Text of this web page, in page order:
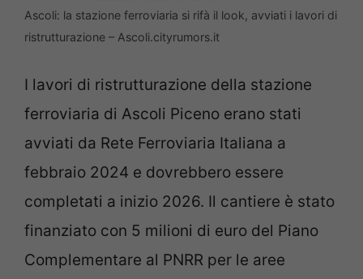
Ascoli: la stazione ferroviaria si rifà il look, avviati i lavori di
ristrutturazione – Ascoli.cityrumors.it
I lavori di ristrutturazione della stazione
ferroviaria di Ascoli Piceno erano stati
avviati da Rete Ferroviaria Italiana a
febbraio 2024 e dovrebbero essere
completati a inizio 2026. Il cantiere è stato
finanziato con 5 milioni di euro del Piano
Complementare al PNRR per le aree